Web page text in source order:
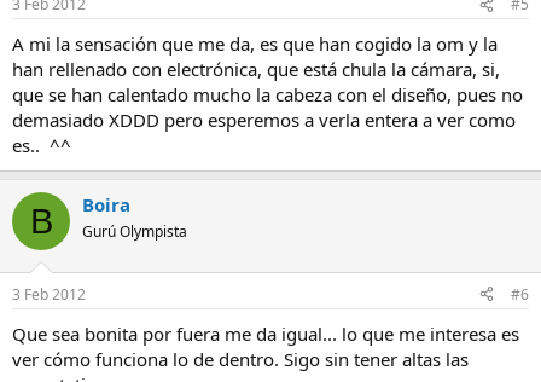
3 Feb 2012 #5
A mi la sensación que me da, es que han cogido la om y la
han rellenado con electrónica, que está chula la cámara, si,
que se han calentado mucho la cabeza con el diseño, pues no
demasiado XDDD pero esperemos a verla entera a ver como
es.. ^^
B Boira
Gurú Olympista
3 Feb 2012 #6
Que sea bonita por fuera me da igual... lo que me interesa es
ver cómo funciona lo de dentro. Sigo sin tener altas las